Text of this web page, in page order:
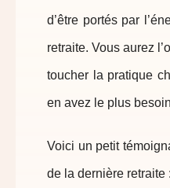
d’être portés par
retraite. Vous aurez
toucher la pratique
en avez le plus
Voici un petit
de la dernière retraite :